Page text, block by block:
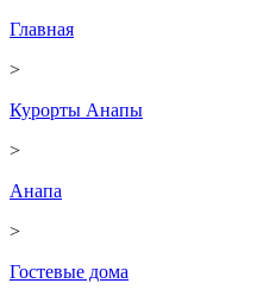
Главная
>
Курорты Анапы
>
Анапа
>
Гостевые дома